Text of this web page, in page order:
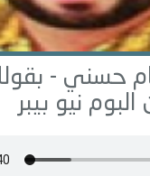
حسني -
نيو بيبر